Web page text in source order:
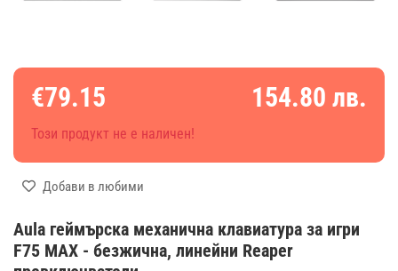
Aula геймърска механична клавиатура за игри
F75 MAX - безжична, линейни Reaper
€79.15 154.80 лв.
Този продукт не е наличен!
Добави в любими